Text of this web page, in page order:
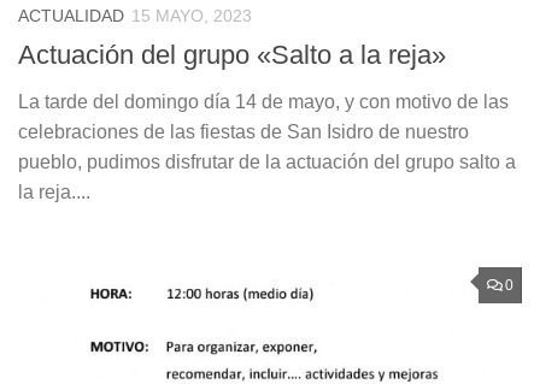
ACTUALIDAD 15 MAYO, 2023
Actuación del grupo «Salto a la reja»
La tarde del domingo día 14 de mayo, y con motivo de las
celebraciones de las fiestas de San Isidro de nuestro
pueblo, pudimos disfrutar de la actuación del grupo salto a
la reja....
0